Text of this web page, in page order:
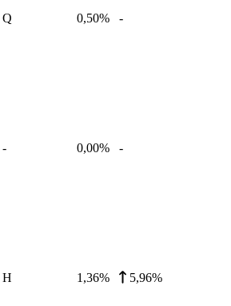
Q 0,50% -
- 0,00% -
H 1,36% 5,96%